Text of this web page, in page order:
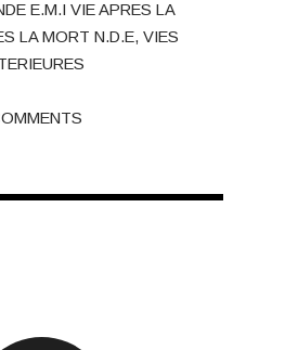
E.M.I VIE APRES LA
LA MORT N.D.E,VIES